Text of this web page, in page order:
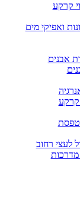
קרקע
ואפיקי מים
אבנים
קרקע
מדרכות